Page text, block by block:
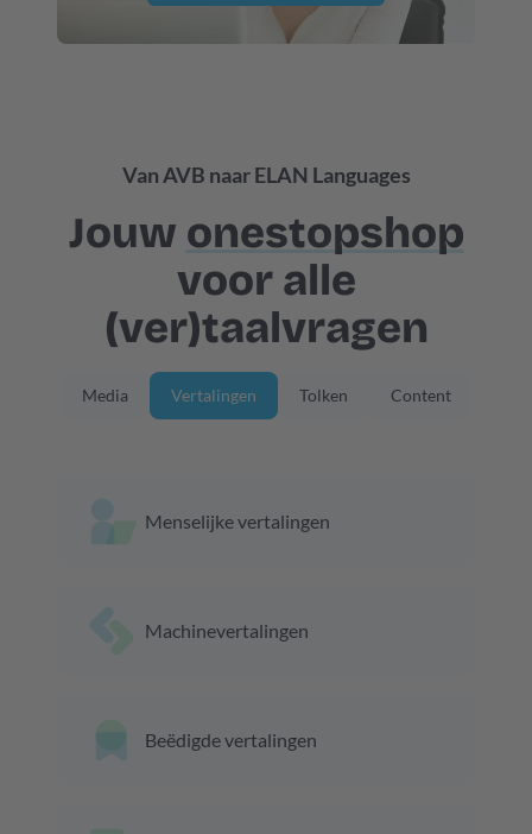
Van AVB naar ELAN Languages
Jouw onestopshop
voor alle
(ver)taalvragen
Media Vertalingen Tolken Content
Menselijke vertalingen
Machinevertalingen
Beëdigde vertalingen